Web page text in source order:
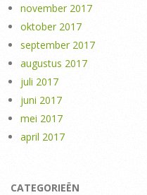
november 2017
oktober 2017
september 2017
augustus 2017
juli 2017
juni 2017
mei 2017
april 2017
CATEGORIEËN